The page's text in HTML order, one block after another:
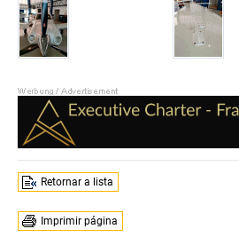
Retornar a lista
Imprimir página